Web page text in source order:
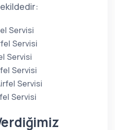
Servisi
Servisi
Servisi
Servisi
Servisi
Servisi